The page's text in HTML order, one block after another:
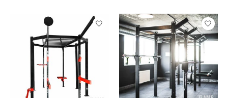
Articles du carrousel de produits